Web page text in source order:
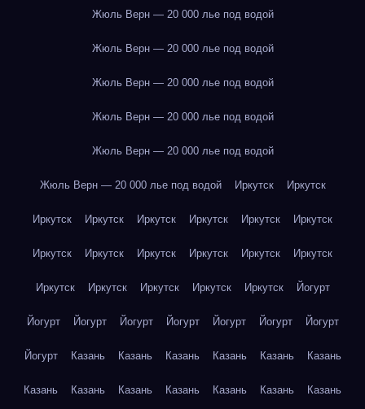
Жюль Верн — 20 000 лье под водой
Жюль Верн — 20 000 лье под водой
Жюль Верн — 20 000 лье под водой
Жюль Верн — 20 000 лье под водой
Жюль Верн — 20 000 лье под водой
Жюль Верн — 20 000 лье под водой Иркутск Иркутск
Иркутск Иркутск Иркутск Иркутск Иркутск Иркутск
Иркутск Иркутск Иркутск Иркутск Иркутск Иркутск
Иркутск Иркутск Иркутск Иркутск Иркутск Йогурт
Йогурт Йогурт Йогурт Йогурт Йогурт Йогурт Йогурт
Йогурт Казань Казань Казань Казань Казань Казань
Казань Казань Казань Казань Казань Казань Казань